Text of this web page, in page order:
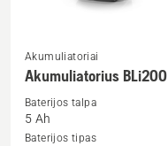
Žiūrėti
daugiau
apie
Akumuliatorius
Akumuliatoriai
Akumuliatorius BLi200
Baterijos talpa
5 Ah
Baterijos tipas